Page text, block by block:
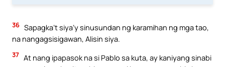
36 Sapagka’t siya’y sinusundan ng karamihan ng mga tao,
na nangagsisigawan, Alisin siya.
37 At nang ipapasok na si Pablo sa kuta, ay kaniyang sinabi